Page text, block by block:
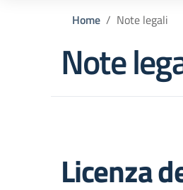
Home Note legali
Note
Licenza